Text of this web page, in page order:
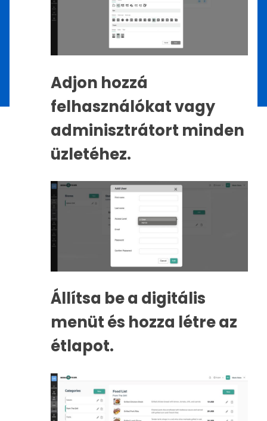
Adjon hozzá
felhasználókat vagy
adminisztrátort minden
üzletéhez.
Állítsa be a digitális
menüt és hozza létre az
étlapot.